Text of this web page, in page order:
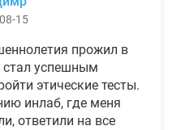
15
прожил в
успешным
этические тесты.
инлаб, где меня
ответили на все